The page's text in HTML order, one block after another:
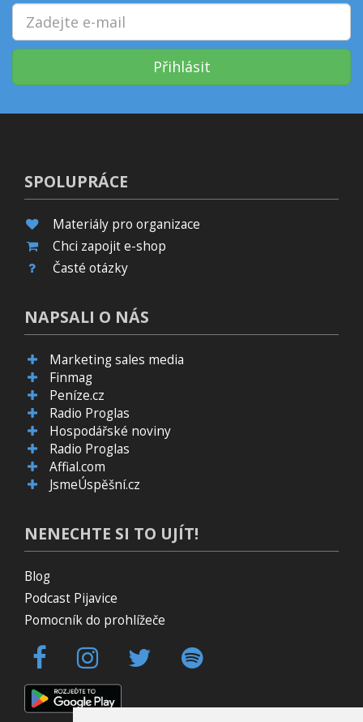
Přihlásit
SPOLUPRÁCE
Materiály pro organizace
Chci zapojit e-shop
Časté otázky
NAPSALI O NÁS
Marketing sales media
Finmag
Peníze.cz
Radio Proglas
Hospodářské noviny
Radio Proglas
Affial.com
JsmeÚspěšní.cz
NENECHTE SI TO UJÍT!
Blog
Podcast Pijavice
Pomocník do prohlížeče